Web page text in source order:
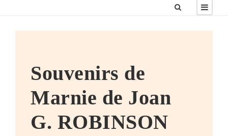
Souvenirs de
Marnie de Joan
G. ROBINSON